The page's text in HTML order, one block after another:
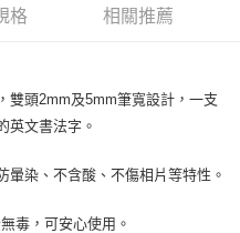
格 相關推薦
雙頭2mm及5mm筆寬設計，一支
英文書法字。
暈染、不含酸、不傷相片等特性。
毒，可安心使用。